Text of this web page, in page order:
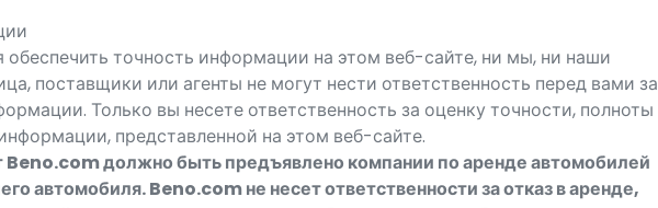
точность информации на этом веб-сайте, ни мы, ни наши
поставщики или агенты не могут нести ответственность перед вами за
Только вы несете ответственность за оценку точности, полноты
представленной на этом веб-сайте.
должно быть предъявлено компании по аренде автомобилей
автомобиля. Beno.com не несет ответственности за отказ в аренде,